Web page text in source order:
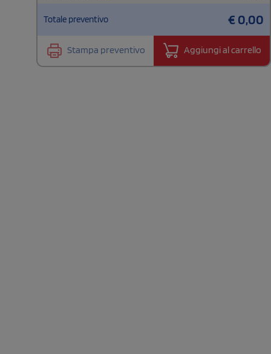
Totale preventivo €0,00
Stampa preventivo Aggiungi al carrello